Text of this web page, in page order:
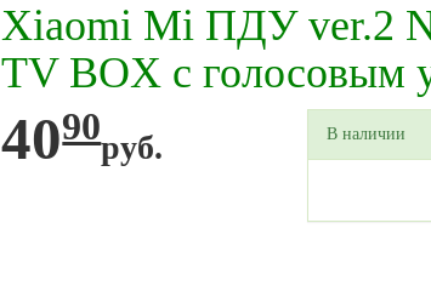
Xiaomi Mi ПДУ ver.2
TV BOX с голосовым
4090руб. В наличии